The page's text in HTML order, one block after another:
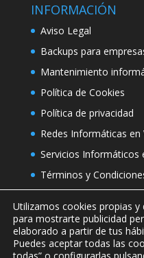
INFORMACIÓN
Aviso Legal
Backups para
Mantenimiento
Política de Cookies
Política de privacidad
Redes Informáticas en
Servicios Informáticos
Términos y
Utilizamos cookies propias
para mostrarte publicidad
elaborado a partir de tus
Puedes aceptar todas las